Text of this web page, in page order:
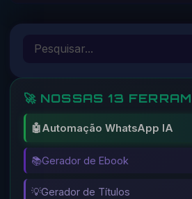
🚀 NOSSAS 13
🤖Automação WhatsApp IA
📚Gerador de Ebook
💡Gerador de Títulos